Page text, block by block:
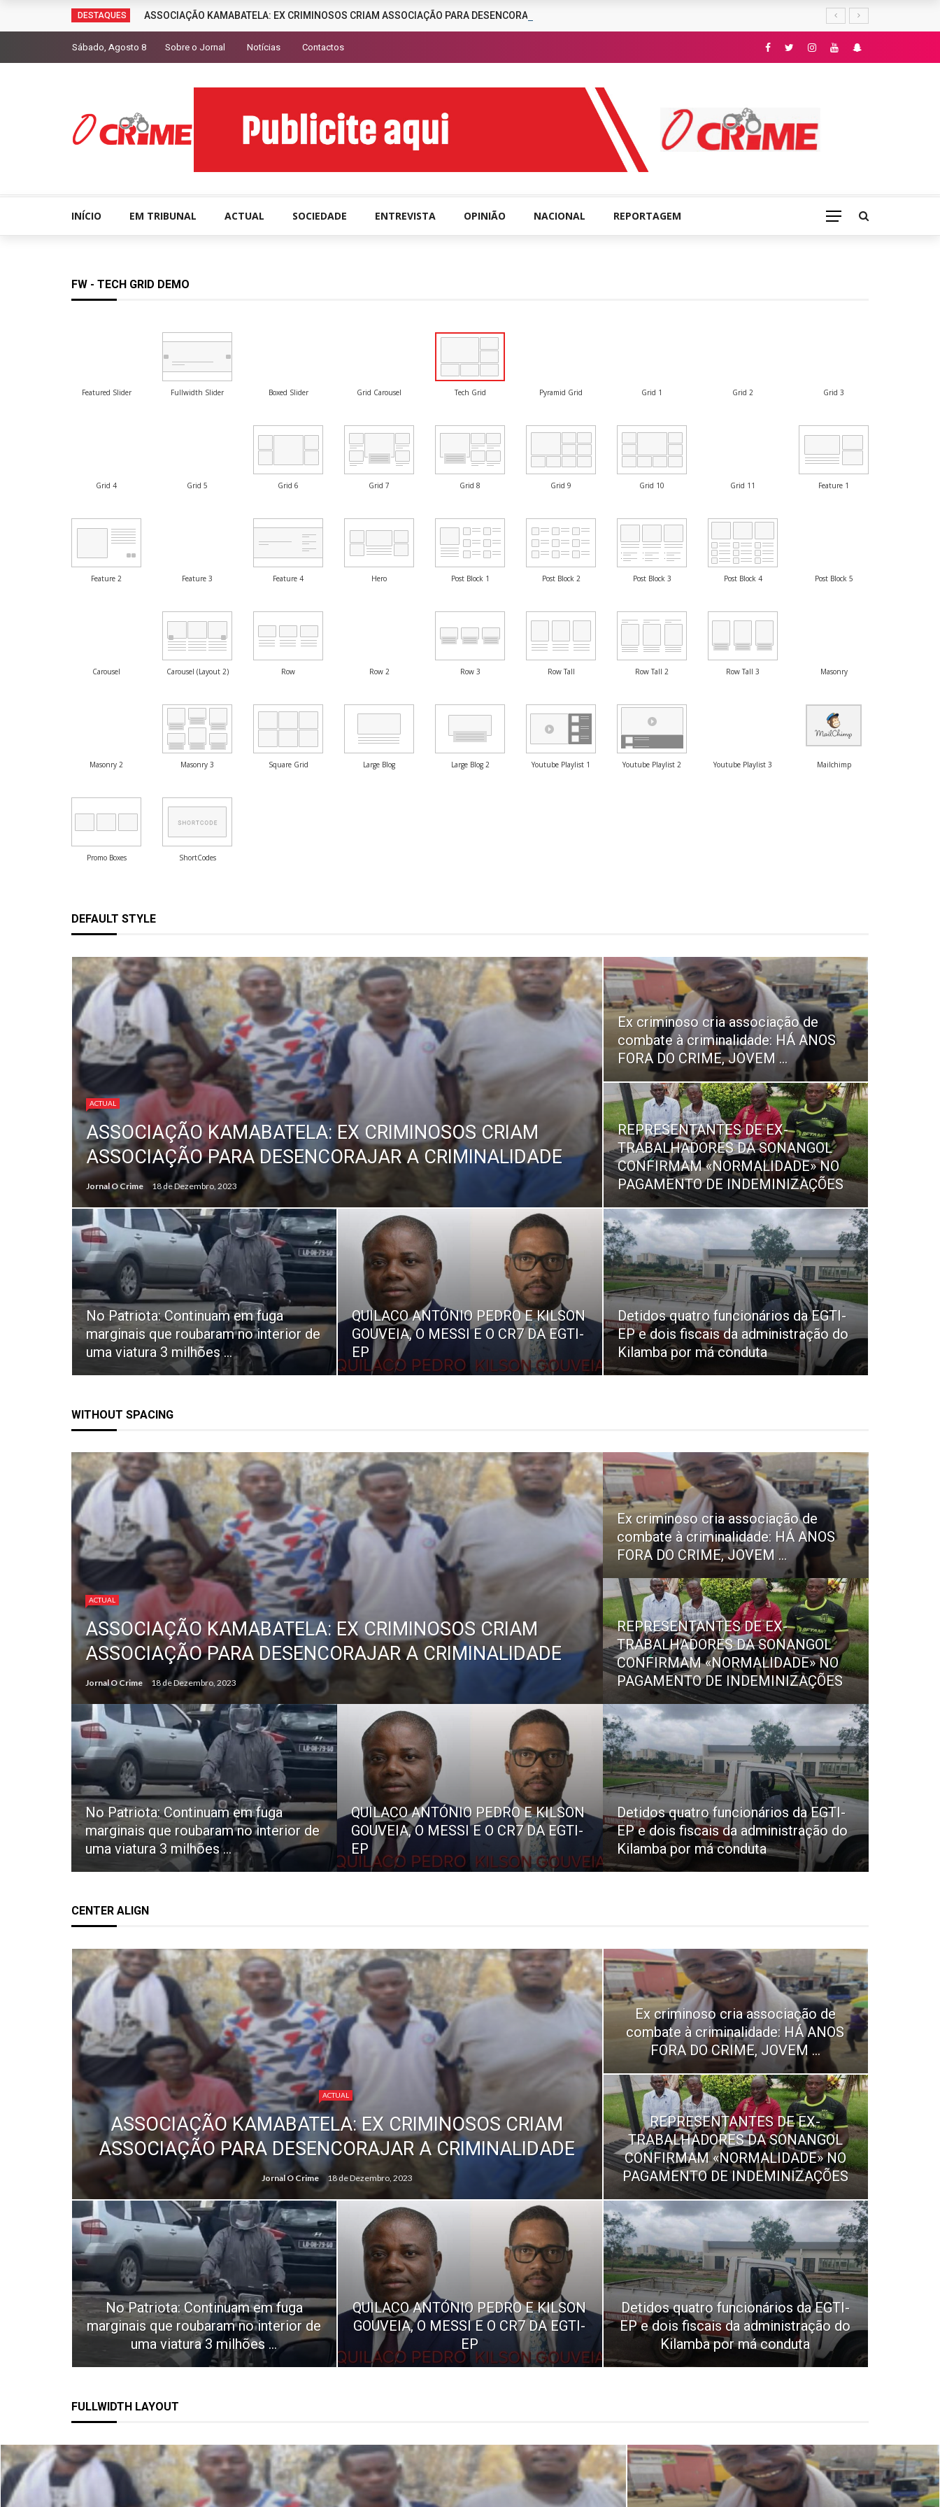
DESTAQUES ASSOCIAÇÃO KAMABATELA: EX CRIMINOSOS CRIAM ASSOCIAÇÃO PARA DESENCORAJAR A CRIMINALIDADE
Sábado, Agosto 8 Sobre o Jornal Notícias Contactos
INÍCIO EM TRIBUNAL ACTUAL SOCIEDADE ENTREVISTA OPINIÃO NACIONAL REPORTAGEM
FW - TECH GRID DEMO
Featured Slider Fullwidth Slider Boxed Slider Grid Carousel Tech Grid Pyramid Grid Grid 1 Grid 2 Grid 3
Grid 4 Grid 5 Grid 6 Grid 7 Grid 8 Grid 9 Grid 10 Grid 11 Feature 1
Feature 2 Feature 3 Feature 4 Hero Post Block 1 Post Block 2 Post Block 3 Post Block 4 Post Block 5
Carousel Carousel (Layout 2) Row Row 2 Row 3 Row Tall Row Tall 2 Row Tall 3 Masonry
Masonry 2 Masonry 3 Square Grid Large Blog Large Blog 2 Youtube Playlist 1 Youtube Playlist 2 Youtube Playlist 3 Mailchimp
Promo Boxes ShortCodes
DEFAULT STYLE
ACTUAL
ASSOCIAÇÃO KAMABATELA: EX CRIMINOSOS CRIAM
ASSOCIAÇÃO PARA DESENCORAJAR A CRIMINALIDADE
Jornal O Crime 18 de Dezembro, 2023
Ex criminoso cria associação de
combate à criminalidade: HÁ ANOS
FORA DO CRIME, JOVEM ...
REPRESENTANTES DE EX-
TRABALHADORES DA SONANGOL
CONFIRMAM «NORMALIDADE» NO
PAGAMENTO DE INDEMINIZAÇÕES
No Patriota: Continuam em fuga
marginais que roubaram no interior de
uma viatura 3 milhões ...
QUILACO ANTÓNIO PEDRO E KILSON
GOUVEIA, O MESSI E O CR7 DA EGTI-
EP
Detidos quatro funcionários da EGTI-
EP e dois fiscais da administração do
Kilamba por má conduta
WITHOUT SPACING
ACTUAL
ASSOCIAÇÃO KAMABATELA: EX CRIMINOSOS CRIAM
ASSOCIAÇÃO PARA DESENCORAJAR A CRIMINALIDADE
Jornal O Crime 18 de Dezembro, 2023
Ex criminoso cria associação de
combate à criminalidade: HÁ ANOS
FORA DO CRIME, JOVEM ...
REPRESENTANTES DE EX-
TRABALHADORES DA SONANGOL
CONFIRMAM «NORMALIDADE» NO
PAGAMENTO DE INDEMINIZAÇÕES
No Patriota: Continuam em fuga
marginais que roubaram no interior de
uma viatura 3 milhões ...
QUILACO ANTÓNIO PEDRO E KILSON
GOUVEIA, O MESSI E O CR7 DA EGTI-
EP
Detidos quatro funcionários da EGTI-
EP e dois fiscais da administração do
Kilamba por má conduta
CENTER ALIGN
ACTUAL
ASSOCIAÇÃO KAMABATELA: EX CRIMINOSOS CRIAM
ASSOCIAÇÃO PARA DESENCORAJAR A CRIMINALIDADE
Jornal O Crime 18 de Dezembro, 2023
Ex criminoso cria associação de
combate à criminalidade: HÁ ANOS
FORA DO CRIME, JOVEM ...
REPRESENTANTES DE EX-
TRABALHADORES DA SONANGOL
CONFIRMAM «NORMALIDADE» NO
PAGAMENTO DE INDEMINIZAÇÕES
No Patriota: Continuam em fuga
marginais que roubaram no interior de
uma viatura 3 milhões ...
QUILACO ANTÓNIO PEDRO E KILSON
GOUVEIA, O MESSI E O CR7 DA EGTI-
EP
Detidos quatro funcionários da EGTI-
EP e dois fiscais da administração do
Kilamba por má conduta
FULLWIDTH LAYOUT